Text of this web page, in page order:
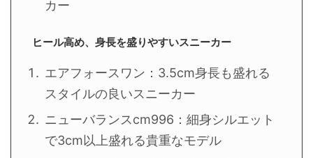
カー
ヒール高め、身長を盛りやすいスニーカー
エアフォースワン：3.5cm身長も盛れる
スタイルの良いスニーカー
ニューバランスcm996：細身シルエット
で3cm以上盛れる貴重なモデル